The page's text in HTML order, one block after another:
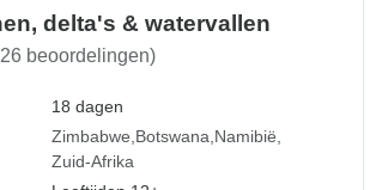
delta's & watervallen
beoordelingen)
18 dagen
Zimbabwe Botswana Namibië
Zuid-Afrika